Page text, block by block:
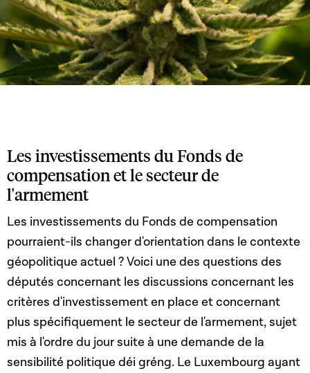
Les investissements du Fonds de
compensation et le secteur de
l'armement
Les investissements du Fonds de compensation
pourraient-ils changer d'orientation dans le contexte
géopolitique actuel ? Voici une des questions des
députés concernant les discussions concernant les
critères d'investissement en place et concernant
plus spécifiquement le secteur de l'armement, sujet
mis à l'ordre du jour suite à une demande de la
sensibilité politique déi gréng. Le Luxembourg ayant